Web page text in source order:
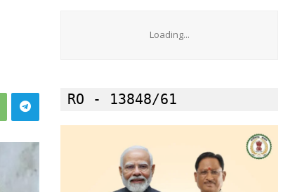
Loading...
RO - 13848/61